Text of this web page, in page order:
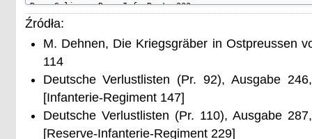
Res. Seliger, Res. Inf. Regt. 232
Res. Pritsche, Res. Inf. Regt. 226
Res. Symanowski, Res. Inf. Regt. 227
Uffz. Neumann, Res. Inf. Regt. 229
Res. Thiel, Res. Inf. Regt. 229
Musk. Gust. Tischler, 4. Komp. mob. Ersatzbatl. Inf.
Musk. Saimann
Źródła:
M. Dehnen, Die Kriegsgräber in Ostpreussen
114
Deutsche Verlustlisten (Pr. 92), Ausgabe
[Infanterie-Regiment 147]
Deutsche Verlustlisten (Pr. 110), Ausgabe
[Reserve-Infanterie-Regiment 229]